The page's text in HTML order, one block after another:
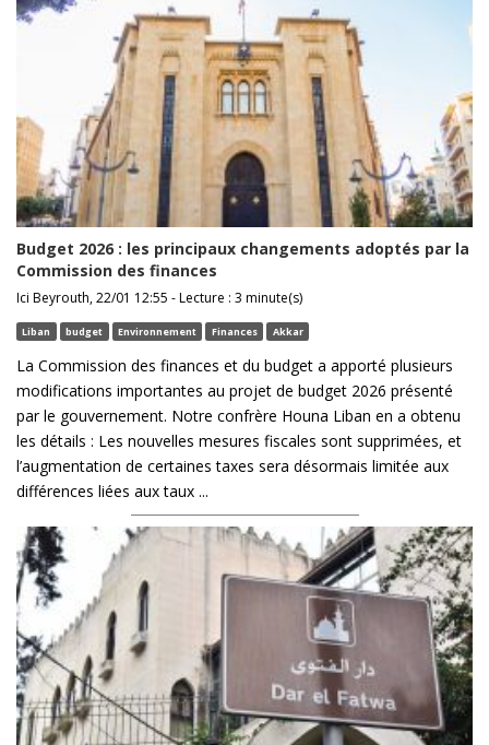
Budget 2026 : les principaux changements adoptés par la
Commission des finances
Ici Beyrouth, 22/01 12:55 - Lecture : 3 minute(s)
Liban budget Environnement Finances Akkar
La Commission des finances et du budget a apporté plusieurs
modifications importantes au projet de budget 2026 présenté
par le gouvernement. Notre confrère Houna Liban en a obtenu
les détails : Les nouvelles mesures fiscales sont supprimées, et
l’augmentation de certaines taxes sera désormais limitée aux
différences liées aux taux ...